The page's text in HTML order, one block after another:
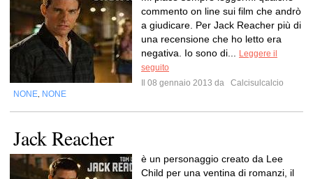
commento on line sui film che andrò
a giudicare. Per Jack Reacher più di
una recensione che ho letto era
negativa. Io sono di...
Leggere il
seguito
Il 08 gennaio 2013 da
Calcisulcalcio
NONE NONE
Jack Reacher
è un personaggio creato da Lee
Child per una ventina di romanzi, il